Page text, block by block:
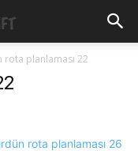
rota planlaması 22